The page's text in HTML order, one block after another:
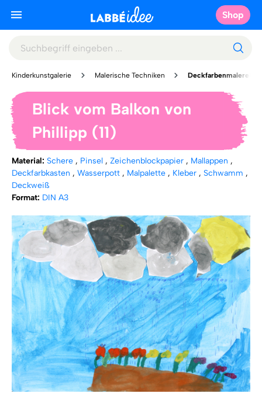
Shop
Kinderkunstgalerie Malerische Techniken Deckfarbenmalerei
Blick vom Balkon von
Phillipp (11)
Material: Schere , Pinsel , Zeichenblockpapier , Mallappen ,
Deckfarbkasten , Wasserpott , Malpalette , Kleber , Schwamm ,
Deckweiß
Format: DIN A3